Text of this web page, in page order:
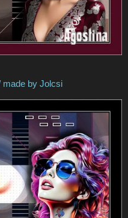
by Nelly B
by Jolcsi